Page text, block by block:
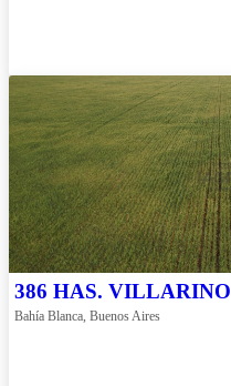
386 HAS. VILLARINO
Bahía Blanca, Buenos Aires